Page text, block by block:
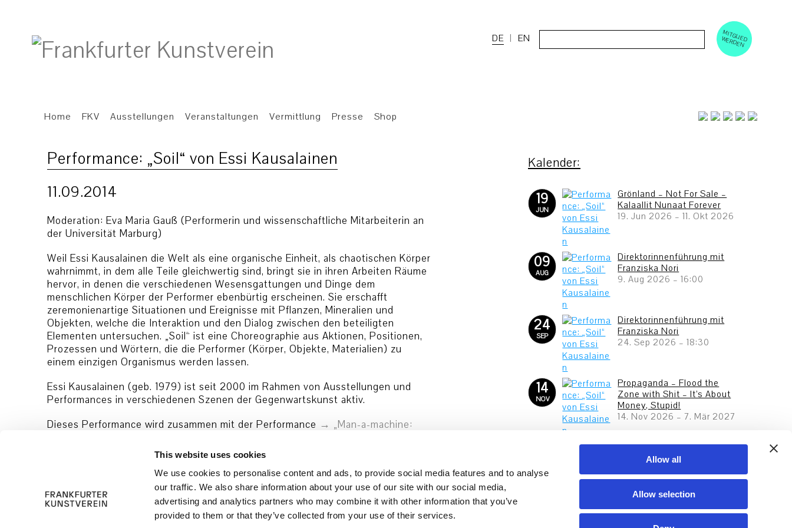
This website uses cookies
We use cookies to personalise content and ads, to provide social media features and to analyse
our traffic. We also share information about your use of our site with our social media,
advertising and analytics partners who may combine it with other information that you’ve
provided to them or that they’ve collected from your use of their services.
Allow all
Allow selection
M
ITGLIED W
ERD
EN
DE EN
Home FKV Ausstellungen Veranstaltungen Vermittlung Presse Shop
Performance: „Soil“ von Essi Kausalainen
11.09.2014
Moderation: Eva Maria Gauß (Performerin und wissenschaftliche Mitarbeiterin an
der Universität Marburg)
Weil Essi Kausalainen die Welt als eine organische Einheit, als chaotischen Körper
wahrnimmt, in dem alle Teile gleichwertig sind, bringt sie in ihren Arbeiten Räume
hervor, in denen die verschiedenen Wesensgattungen und Dinge dem
menschlichen Körper der Performer ebenbürtig erscheinen. Sie erschafft
zeremonienartige Situationen und Ereignisse mit Pflanzen, Mineralien und
Objekten, welche die Interaktion und den Dialog zwischen den beteiligten
Elementen untersuchen. „Soil“ ist eine Choreographie aus Aktionen, Positionen,
Prozessen und Wörtern, die die Performer (Körper, Objekte, Materialien) zu
einem einzigen Organismus werden lassen.
Essi Kausalainen (geb. 1979) ist seit 2000 im Rahmen von Ausstellungen und
Performances in verschiedenen Szenen der Gegenwartskunst aktiv.
Dieses Performance wird zusammen mit der Performance
„Man-a-machine:
19
JUN
Grönland – Not For Sale –
Kalaallit Nunaat Forever
19. Jun 2026 –11. Okt 2026
09
AUG
Direktorinnenführung mit
Franziska Nori
9. Aug 2026 –16:00
24
SEP
Direktorinnenführung mit
Franziska Nori
24. Sep 2026 –18:30
14
NOV
Propaganda – Flood the
Zone with Shit – It’s About
Money, Stupid!
14. Nov 2026 –7. Mär 2027
And This Is Us 2027 – Junge
Kunst aus Frankfurt